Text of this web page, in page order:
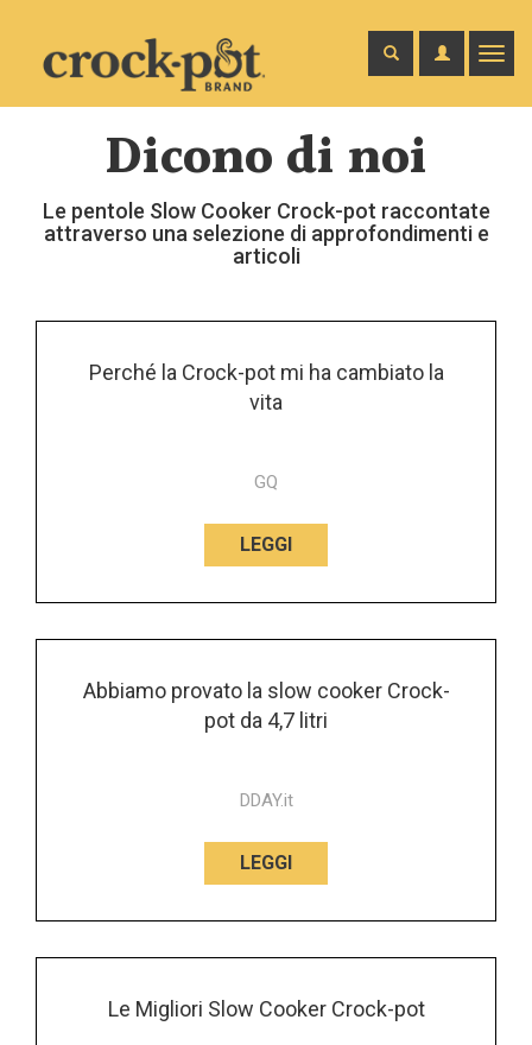
Dicono di noi
Le pentole Slow Cooker Crock-pot raccontate
attraverso una selezione di approfondimenti e
articoli
Perché la Crock-pot mi ha cambiato la
vita
GQ
LEGGI
Abbiamo provato la slow cooker Crock-
pot da 4,7 litri
DDAY.it
LEGGI
Le Migliori Slow Cooker Crock-pot